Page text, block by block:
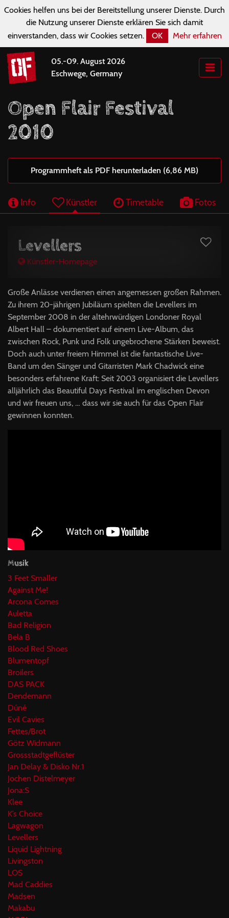
Cookies helfen uns bei der Bereitstellung unserer Dienste. Durch
die Nutzung unserer Dienste erklären Sie sich damit
einverstanden, dass wir Cookies setzen.
OK Mehr erfahren
05.-09. August 2026
Eschwege, Germany
Open Flair Festival
2010
Programmheft als PDF herunterladen (6,86 MB)
Info Künstler Timetable Fotos
Levellers
Künstler-Homepage
Große Anlässe verdienen einen angemessen großen Rahmen.
Zu ihrem 20-jährigen Jubiläum spielten die Levellers im
September 2008 in der altehrwürdigen Londoner Royal
Albert Hall – dokumentiert auf einem Live-Album, das
zwischen Rock, Punk und Folk ungebrochene Stärken beweist.
Doch auch unter freiem Himmel ist die fantastische Live-
Band um den Sänger und Gitarristen Mark Chadwick eine
besonders erfahrene Kraft: Seit 2003 organisiert die Levellers
alljährlich das Beautiful Days Festival im englischen Devon
und wir freuen uns, … dass wir sie auch für das Open Flair
gewinnen konnten.
Musik
3 Feet Smaller
Against Me!
Arcona Comes
Auletta
Bad Religion
Bela B
Blood Red Shoes
Blumentopf
Broilers
DAS PACK
Dendemann
Dúné
Evil Cavies
Fettes/Brot
Götz Widmann
Grossstadtgeflüster
Jan Delay & Disko Nr.1
Jochen Distelmeyer
Jona:S
Klee
K’s Choice
Lagwagon
Levellers
Liquid Lightning
Livingston
LOS
Mad Caddies
Madsen
Makabu